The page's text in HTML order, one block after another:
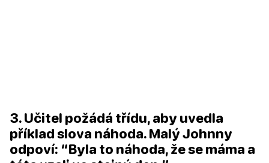
3. Učitel požádá třídu, aby uvedla
příklad slova náhoda. Malý Johnny
odpoví: “Byla to náhoda, že se máma a